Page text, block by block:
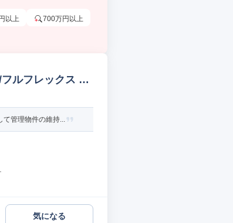
以上 700万円以上
ルフレックス 設
て管理物件の維持...
気になる